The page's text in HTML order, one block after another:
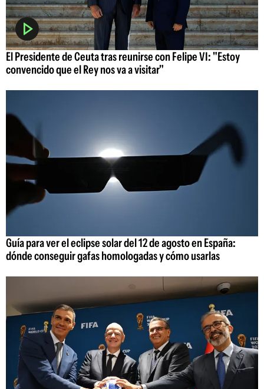
El Presidente de Ceuta tras reunirse con Felipe VI: "Estoy
convencido que el Rey nos va a visitar"
Guía para ver el eclipse solar del 12 de agosto en España:
dónde conseguir gafas homologadas y cómo usarlas